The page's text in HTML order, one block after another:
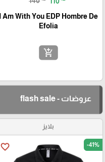
I Am With You EDP Hombre De
Efolia
add_shopping_cart
عروضات - flash sale
بلايز
favorite_border -41%